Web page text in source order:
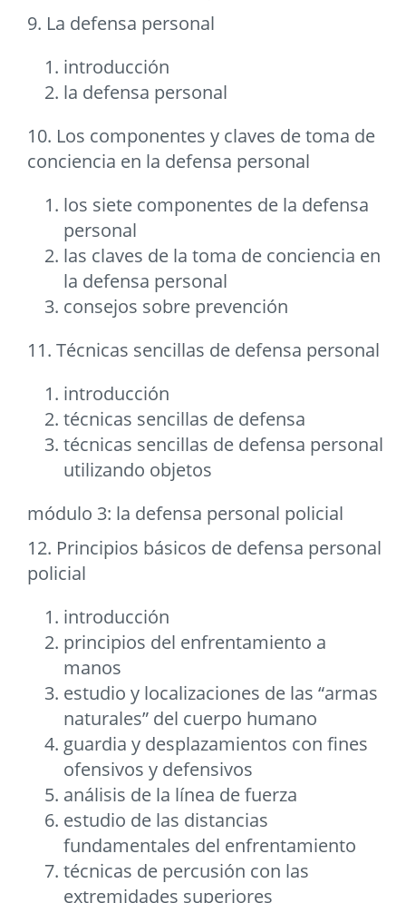
9. La defensa personal
introducción
la defensa personal
10. Los componentes y claves de toma de
conciencia en la defensa personal
los siete componentes de la defensa
personal
las claves de la toma de conciencia en
la defensa personal
consejos sobre prevención
11. Técnicas sencillas de defensa personal
introducción
técnicas sencillas de defensa
técnicas sencillas de defensa personal
utilizando objetos
módulo 3: la defensa personal policial
12. Principios básicos de defensa personal
policial
introducción
principios del enfrentamiento a
manos
estudio y localizaciones de las “armas
naturales” del cuerpo humano
guardia y desplazamientos con fines
ofensivos y defensivos
análisis de la línea de fuerza
estudio de las distancias
fundamentales del enfrentamiento
técnicas de percusión con las
extremidades superiores